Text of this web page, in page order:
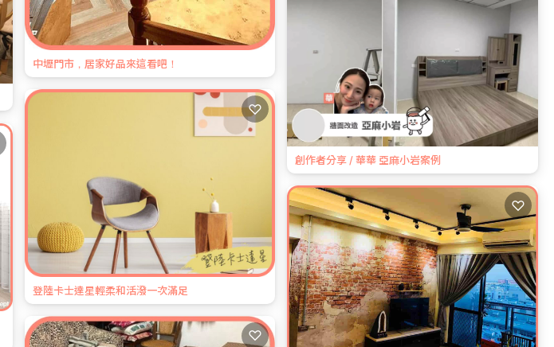
創作者分享 / 華華 亞麻小岩案例
中壢門市，居家好品來這看吧！
♡
登陸卡士達星輕柔和活潑一次滿足
♡
♡